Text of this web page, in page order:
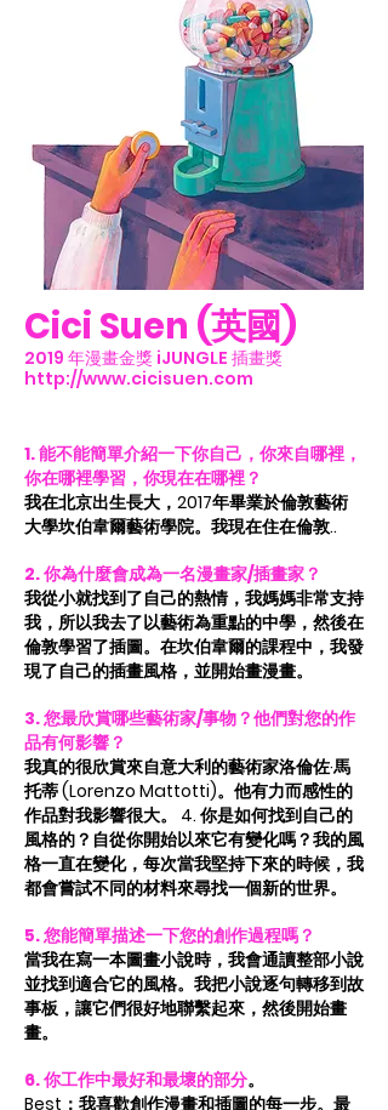
Cici Suen (英國)
2019 年漫畫金獎 iJUNGLE 插畫獎
http://www.cicisuen.com
1. 能不能簡單介紹一下你自己，你來自哪裡，
你在哪裡學習，你現在在哪裡？
我在北京出生長大，2017年畢業於倫敦藝術
大學坎伯韋爾藝術學院。我現在住在倫敦..
2. 你為什麼會成為一名漫畫家/插畫家？
我從小就找到了自己的熱情，我媽媽非常支持
我，所以我去了以藝術為重點的中學，然後在
倫敦學習了插圖。在坎伯韋爾的課程中，我發
現了自己的插畫風格，並開始畫漫畫。
3. 您最欣賞哪些藝術家/事物？他們對您的作
品有何影響？
我真的很欣賞來自意大利的藝術家洛倫佐·馬
托蒂 (Lorenzo Mattotti)。他有力而感性的
作品對我影響很大。 4. 你是如何找到自己的
風格的？自從你開始以來它有變化嗎？我的風
格一直在變化，每次當我堅持下來的時候，我
都會嘗試不同的材料來尋找一個新的世界。
5. 您能簡單描述一下您的創作過程嗎？
當我在寫一本圖畫小說時，我會通讀整部小說
並找到適合它的風格。我把小說逐句轉移到故
事板，讓它們很好地聯繫起來，然後開始畫
畫。
6. 你工作中最好和最壞的部分。
Best：我喜歡創作漫畫和插圖的每一步。最